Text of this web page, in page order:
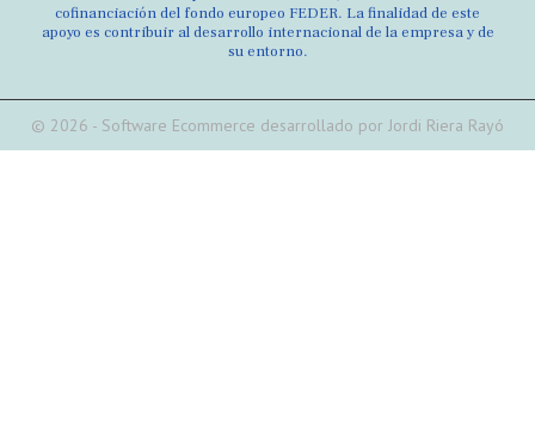
cofinanciación del fondo europeo FEDER. La finalidad de este
apoyo es contribuir al desarrollo internacional de la empresa y de
su entorno.
© 2026 - Software Ecommerce desarrollado por Jordi Riera Rayó